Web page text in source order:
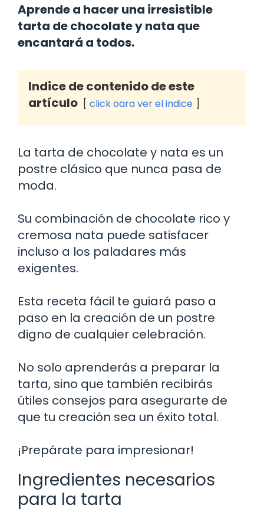
Aprende a hacer una irresistible
tarta de chocolate y nata que
encantará a todos.
Indice de contenido de este
artículo
click oara ver el indice
La tarta de chocolate y nata es un
postre clásico que nunca pasa de
moda.
Su combinación de chocolate rico y
cremosa nata puede satisfacer
incluso a los paladares más
exigentes.
Esta receta fácil te guiará paso a
paso en la creación de un postre
digno de cualquier celebración.
No solo aprenderás a preparar la
tarta, sino que también recibirás
útiles consejos para asegurarte de
que tu creación sea un éxito total.
¡Prepárate para impresionar!
Ingredientes necesarios
para la tarta